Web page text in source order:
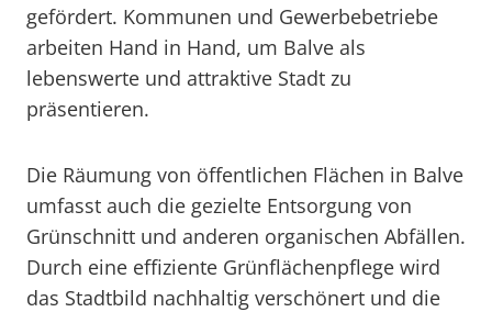
gefördert. Kommunen und Gewerbebetriebe
arbeiten Hand in Hand, um Balve als
lebenswerte und attraktive Stadt zu
präsentieren.
Die Räumung von öffentlichen Flächen in Balve
umfasst auch die gezielte Entsorgung von
Grünschnitt und anderen organischen Abfällen.
Durch eine effiziente Grünflächenpflege wird
das Stadtbild nachhaltig verschönert und die